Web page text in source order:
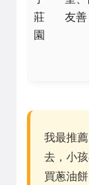
莊
園
友善
我最推
去，小
買蔥油